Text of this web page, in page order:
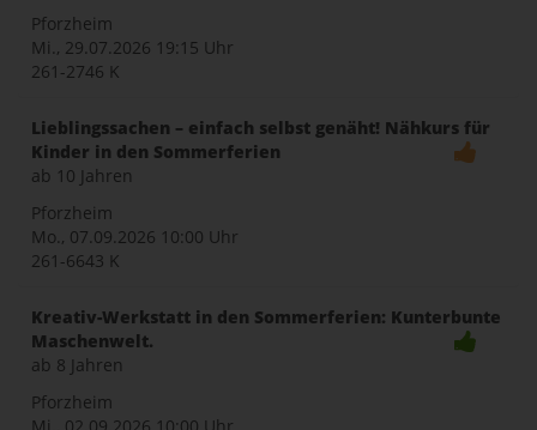
Pforzheim
Mi., 29.07.2026 19:15 Uhr
261-2746 K
Lieblingssachen – einfach selbst genäht! Nähkurs für
Kinder in den Sommerferien
ab 10 Jahren
Pforzheim
Mo., 07.09.2026 10:00 Uhr
261-6643 K
Kreativ-Werkstatt in den Sommerferien: Kunterbunte
Maschenwelt.
ab 8 Jahren
Pforzheim